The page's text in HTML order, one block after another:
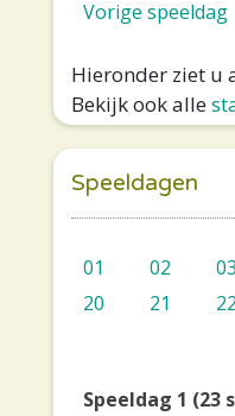
Vorige speeldag
Hieronder ziet u
Bekijk ook alle
Speeldagen
01 02 03
20
21 22
Speeldag 1 (23